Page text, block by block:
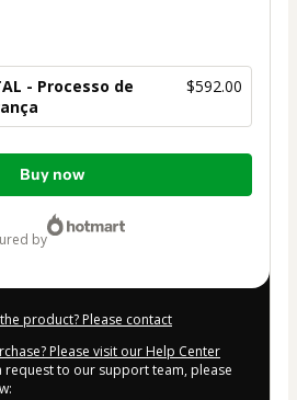
- Processo de
$592.00
Buy now
by
product? Please contact
Please visit our Help Center
request to our support team, please